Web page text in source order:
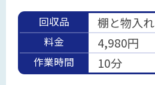
回収品 棚と物入れ
料金 4,980円
作業時間 10分